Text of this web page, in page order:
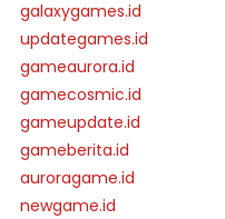
galaxygames.id
updategames.id
gameaurora.id
gamecosmic.id
gameupdate.id
gameberita.id
auroragame.id
newgame.id